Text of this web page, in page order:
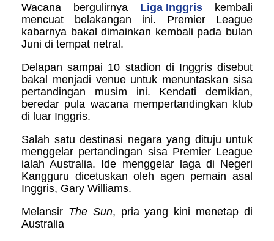
Wacana bergulirnya Liga Inggris kembali
mencuat belakangan ini. Premier League
kabarnya bakal dimainkan kembali pada bulan
Juni di tempat netral.
Delapan sampai 10 stadion di Inggris disebut
bakal menjadi venue untuk menuntaskan sisa
pertandingan musim ini. Kendati demikian,
beredar pula wacana mempertandingkan klub
di luar Inggris.
Salah satu destinasi negara yang dituju untuk
menggelar pertandingan sisa Premier League
ialah Australia. Ide menggelar laga di Negeri
Kangguru dicetuskan oleh agen pemain asal
Inggris, Gary Williams.
Melansir The Sun, pria yang kini menetap di
Australia